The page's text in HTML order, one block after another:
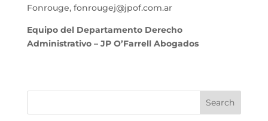
Fonrouge, fonrougej@jpof.com.ar
Equipo del Departamento Derecho
Administrativo – JP O’Farrell Abogados